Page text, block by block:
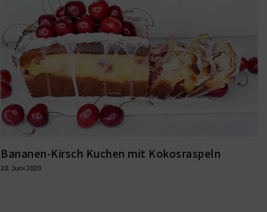
Bananen-Kirsch Kuchen mit Kokosraspeln
20. Juni 2020